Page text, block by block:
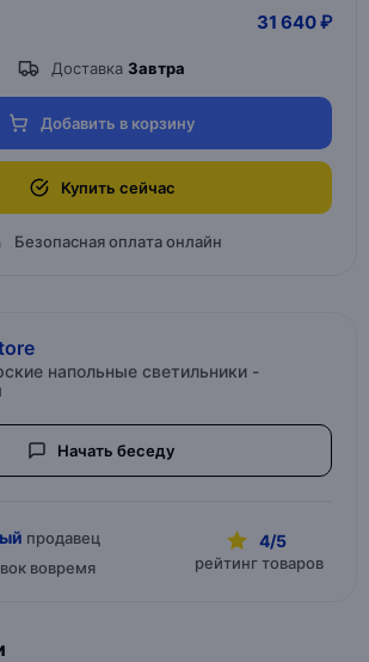
31 640 ₽
Доставка Завтра
Добавить в корзину
Купить сейчас
Безопасная оплата онлайн
напольные светильники -
Начать беседу
продавец
вовремя
4/5
рейтинг товаров